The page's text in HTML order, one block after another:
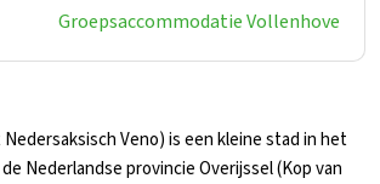
Groepsaccommodatie Vollenhove
Veno) is een kleine stad in het
Nederlandse provincie Overijssel (Kop van